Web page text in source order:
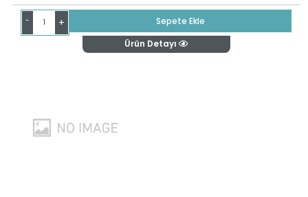
- +
Sepete Ekle
Ürün Detayı